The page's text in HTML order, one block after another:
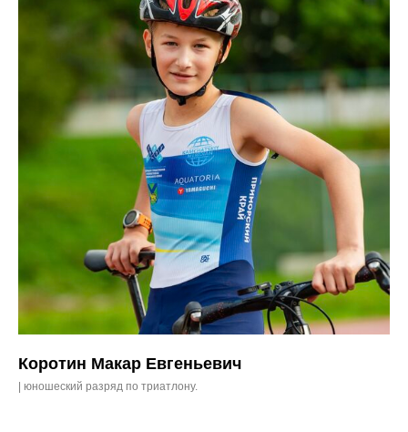
Коротин Макар Евгеньевич
| юношеский разряд по триатлону.